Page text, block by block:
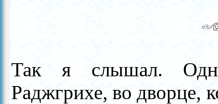
Так я слышал.
Раджгрихе, во дворце,